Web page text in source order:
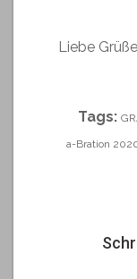
Liebe
Tags:
a-Bration